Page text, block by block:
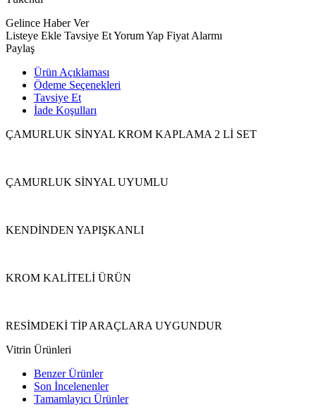
Gelince Haber Ver
Listeye Ekle Tavsiye EtYorum Yap Fiyat Alarmı
Paylaş
Ürün Açıklaması
Ödeme Seçenekleri
Tavsiye Et
İade Koşulları
ÇAMURLUK SİNYAL KROM KAPLAMA 2 Lİ SET
ÇAMURLUK SİNYAL UYUMLU
KENDİNDEN YAPIŞKANLI
KROM KALİTELİ ÜRÜN
RESİMDEKİ TİP ARAÇLARA UYGUNDUR
Vitrin Ürünleri
Benzer Ürünler
Son İncelenenler
Tamamlayıcı Ürünler